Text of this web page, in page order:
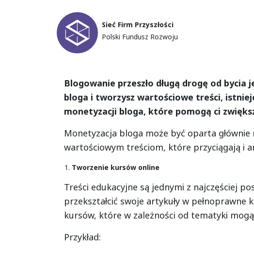
Sieć Firm Przyszłości
Polski Fundusz Rozwoju
Formatted text
Blogowanie przeszło długą drogę od
bloga i tworzysz wartościowe treści,
monetyzacji bloga, które pomogą ci
Monetyzacja bloga może być oparta
wartościowym treściom, które przyciągają i
Tworzenie kursów online
Treści edukacyjne są jednymi z najczęściej
przekształcić swoje artykuły w
kursów, które w zależności od tematyki
Przykład: